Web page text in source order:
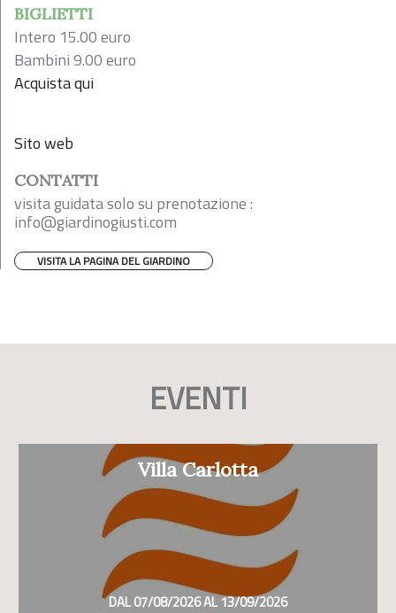
BIGLIETTI
Intero 15.00 euro
Bambini 9.00 euro
Acquista qui
Sito web
CONTATTI
visita guidata solo su prenotazione :
info@giardinogiusti.com
VISITA LA PAGINA DEL GIARDINO
EVENTI
Villa Carlotta
DAL 07/08/2026 AL 13/09/2026